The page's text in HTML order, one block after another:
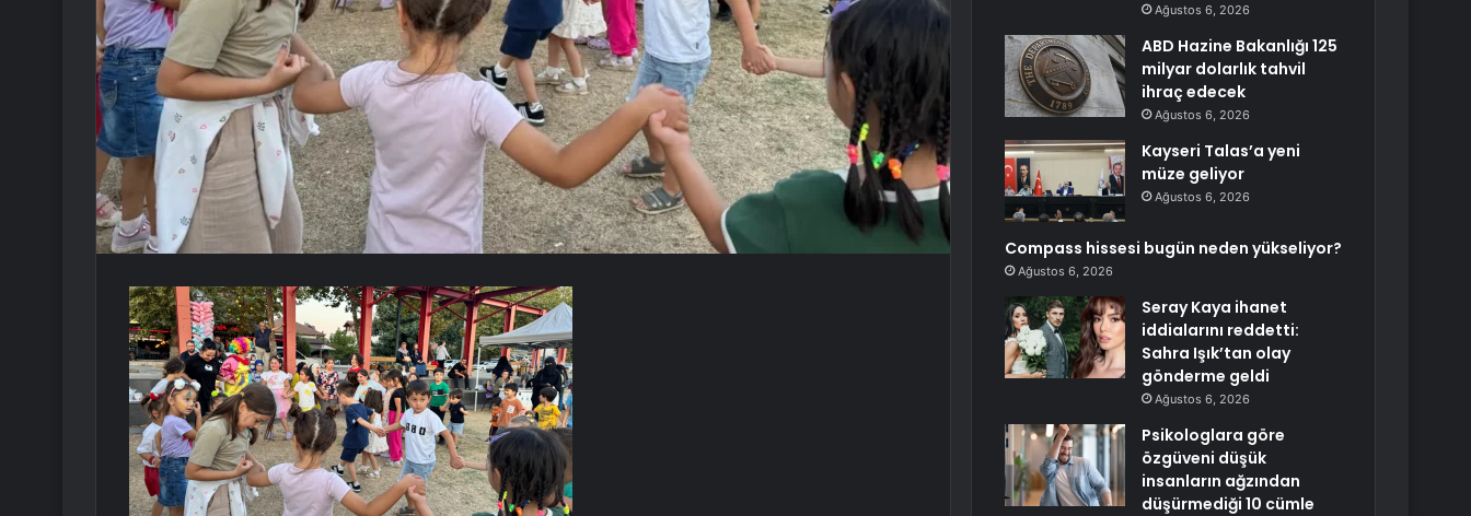
Ağustos 6, 2026
ABD Hazine Bakanlığı 125
milyar dolarlık tahvil
ihraç edecek
Ağustos 6, 2026
Kayseri Talas’a yeni
müze geliyor
Ağustos 6, 2026
Compass hissesi bugün neden yükseliyor?
Ağustos 6, 2026
Seray Kaya ihanet
iddialarını reddetti:
Sahra Işık’tan olay
gönderme geldi
Ağustos 6, 2026
Psikologlara göre
özgüveni düşük
insanların ağzından
düşürmediği 10 cümle